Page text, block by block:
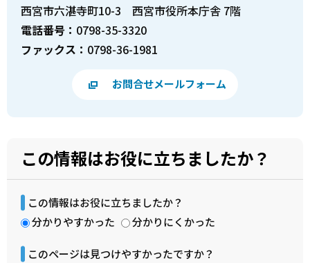
西宮市六湛寺町10-3 西宮市役所本庁舎 7階
電話番号： 0798-35-3320
ファックス： 0798-36-1981
お問合せメールフォーム
この情報はお役に立ちましたか？
この情報はお役に立ちましたか？
分かりやすかった
分かりにくかった
このページは見つけやすかったですか？